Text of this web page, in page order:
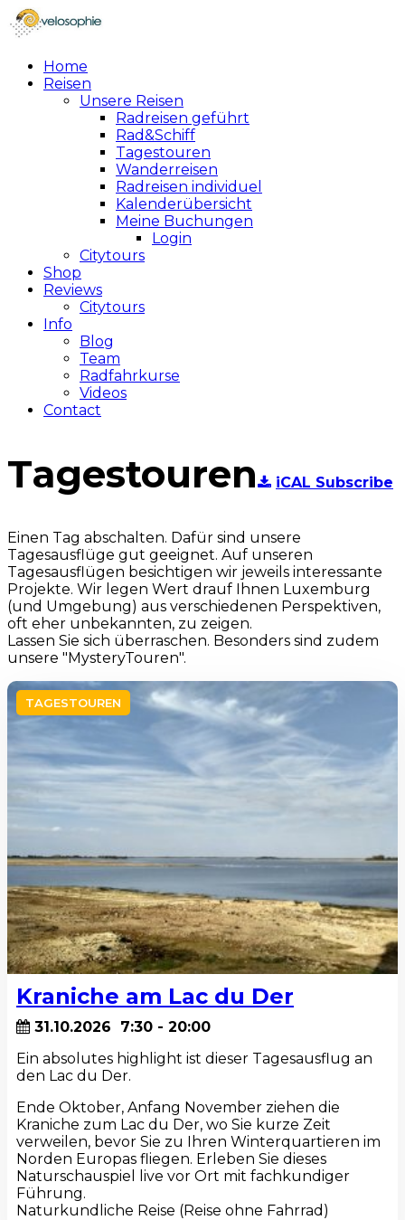
Home
Reisen
Unsere Reisen
Radreisen geführt
Rad&Schiff
Tagestouren
Wanderreisen
Radreisen individuel
Kalenderübersicht
Meine Buchungen
Login
Citytours
Shop
Reviews
Citytours
Info
Blog
Team
Radfahrkurse
Videos
Contact
Tagestouren iCAL Subscribe
Einen Tag abschalten. Dafür sind unsere
Tagesausflüge gut geeignet. Auf unseren
Tagesausflügen besichtigen wir jeweils interessante
Projekte. Wir legen Wert drauf Ihnen Luxemburg
(und Umgebung) aus verschiedenen Perspektiven,
oft eher unbekannten, zu zeigen.
Lassen Sie sich überraschen. Besonders sind zudem
unsere "MysteryTouren".
TAGESTOUREN
Kraniche am Lac du Der
31.10.2026 7:30 - 20:00
Ein absolutes highlight ist dieser Tagesausflug an
den Lac du Der.
Ende Oktober, Anfang November ziehen die
Kraniche zum Lac du Der, wo Sie kurze Zeit
verweilen, bevor Sie zu Ihren Winterquartieren im
Norden Europas fliegen. Erleben Sie dieses
Naturschauspiel live vor Ort mit fachkundiger
Führung.
Naturkundliche Reise (Reise ohne Fahrrad)